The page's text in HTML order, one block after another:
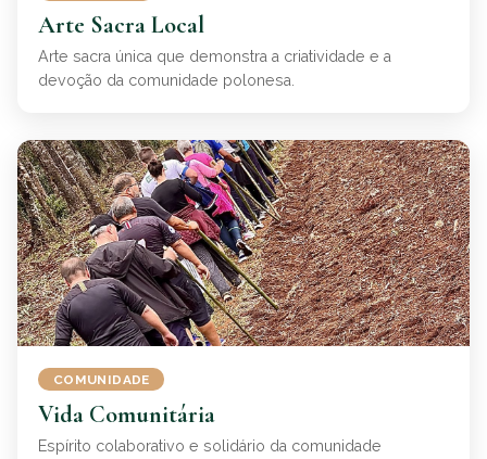
Arte Sacra Local
Arte sacra única que demonstra a criatividade e a
devoção da comunidade polonesa.
COMUNIDADE
Vida Comunitária
Espírito colaborativo e solidário da comunidade